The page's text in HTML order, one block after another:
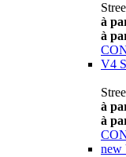
à
à
V4 S
à
à
new